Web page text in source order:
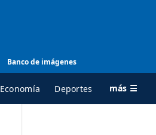
Banco de imágenes
Economía Deportes más ☰